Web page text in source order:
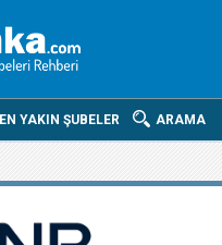
ARAMA
EN YAKIN ŞUBELER